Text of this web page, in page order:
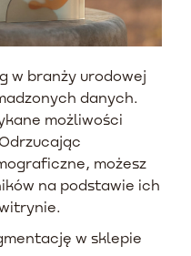
w branży urodowej
danych.
możliwości
możesz
na podstawie ich
w sklepie